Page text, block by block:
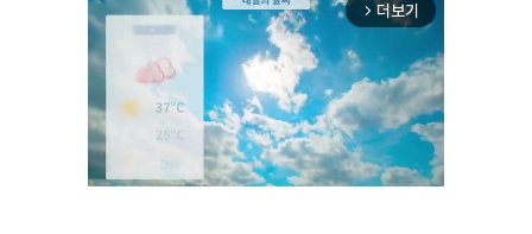
arrow_forward_ios 더보기